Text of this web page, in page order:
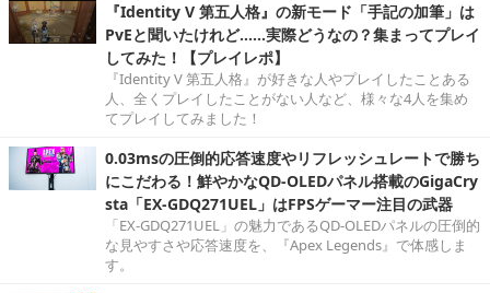
『Identity V 第五人格』の新モード「手記の加筆」は
PvEと聞いたけれど……実際どうなの？集まってプレイ
してみた！【プレイレポ】
『Identity V 第五人格』が好きな人やプレイしたことある
人、全くプレイしたことがない人など、様々な4人を集め
てプレイしてみました！
0.03msの圧倒的応答速度やリフレッシュレートで勝ち
にこだわる！鮮やかなQD-OLEDパネル搭載のGigaCry
sta「EX-GDQ271UEL」はFPSゲーマー注目の武器
「EX-GDQ271UEL」の魅力であるQD-OLEDパネルの圧倒的
な見やすさや応答速度を、『Apex Legends』で体感しま
す。